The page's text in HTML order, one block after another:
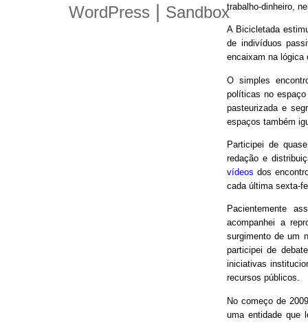
trabalho-dinheiro,
A Bicicletada
de indivíduos
encaixam na lógica
O simples
políticas no
pasteurizada e
espaços também
Participei de
redação e
vídeos dos
cada última sexta-
Pacientemente
acompanhei a
surgimento de um
participei de
iniciativas
recursos públicos.
No começo de
uma entidade que
WordPress Sandbox